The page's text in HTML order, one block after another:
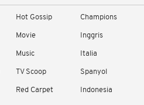
Hot Gossip
Movie
Music
TV Scoop
Red Carpet
Champions
Inggris
Italia
Spanyol
Indonesia